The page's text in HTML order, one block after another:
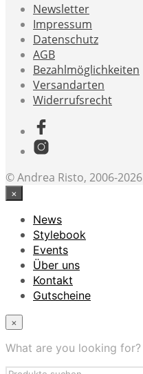
Newsletter
Impressum
Datenschutz
AGB
Bezahlmöglichkeiten
Versandarten
Widerrufsrecht
© Andrea Risto, 2006-2026
×
News
Stylebook
Events
Über uns
Kontakt
Gutscheine
×
What are you looking for?